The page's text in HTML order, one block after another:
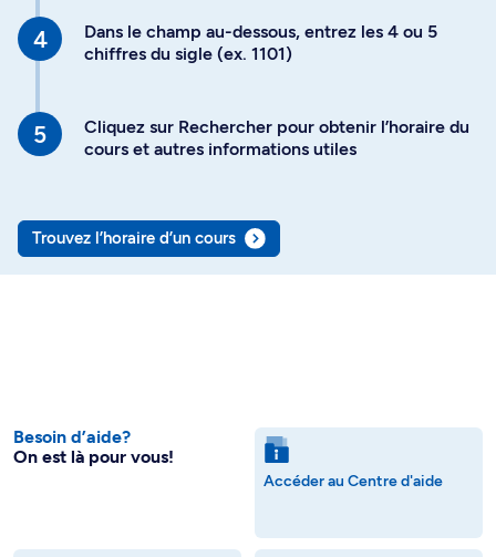
Dans le champ au-dessous, entrez les 4 ou 5
chiffres du sigle (ex. 1101)
Cliquez sur Rechercher pour obtenir l’horaire du
cours et autres informations utiles
Trouvez l’horaire d’un cours
Besoin d’aide?
On est là pour vous!
Accéder au Centre d'aide